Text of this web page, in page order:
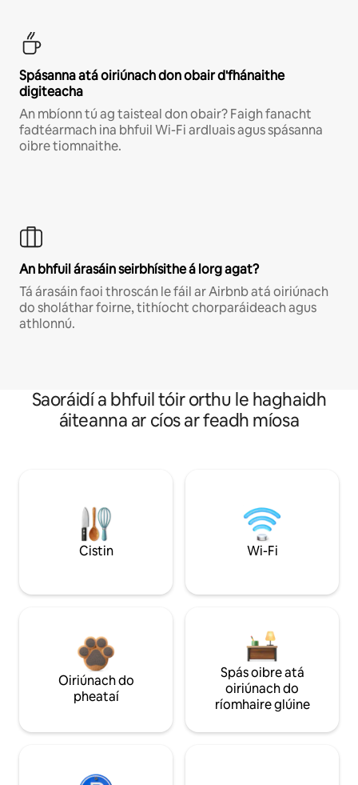
Spásanna atá oiriúnach don obair d'fhánaithe
digiteacha
An mbíonn tú ag taisteal don obair? Faigh fanacht
fadtéarmach ina bhfuil Wi-Fi ardluais agus spásanna
oibre tiomnaithe.
An bhfuil árasáin seirbhísithe á lorg agat?
Tá árasáin faoi throscán le fáil ar Airbnb atá oiriúnach
do sholáthar foirne, tithíocht chorparáideach agus
athlonnú.
Saoráidí a bhfuil tóir orthu le haghaidh
áiteanna ar cíos ar feadh míosa
Cistin Wi-Fi
Oiriúnach do
pheataí
Spás oibre atá
oiriúnach do
ríomhaire glúine